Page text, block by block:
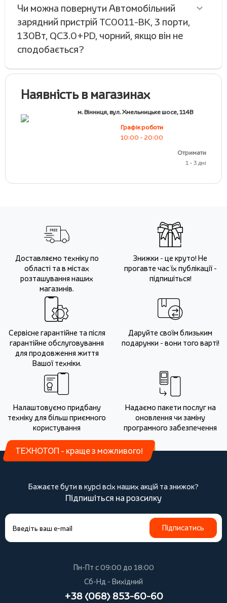
Чи можна повернути Автомобільний
зарядний пристрій TC0011-BK, 3 порти,
130Вт, QC3.0+PD, чорний, якщо він не
сподобається?
Наявність в магазинах
м. Вінниця, вул. Хмельницьке шосе, 114В
Графік роботи
10:00 - 20:00
Отримати
1 - 3 дні
Доставляємо техніку по
області та в містах
розташування наших
магазинів.
Знижки - це круто! Не
прогавте час їх публікації -
підпишіться!
Сервісне гарантійне та після
гарантійне обслуговування
для продовження життя
Вашої техніки.
Даруйте своїм близьким
подарунки - вони того варті!
Налаштовуємо придбану
техніку для більш приємного
користування
Надаємо пакети послуг на
оновлення чи заміну
програмного забезпечення
ТЕХНОТОП - краще з можливого!
Бажаєте бути в курсі всіх наших акцій та знижок?
Підпишіться на розсилку
Підписатись
Пн-Пт с 09:00 до 18:00
Сб-Нд - Вихідний
+38 (068) 853-60-60